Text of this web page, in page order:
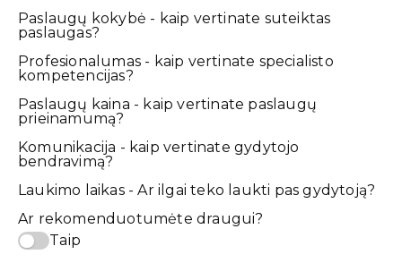
Paslaugų kokybė - kaip vertinate suteiktas
paslaugas?
Profesionalumas - kaip vertinate specialisto
kompetencijas?
Paslaugų kaina - kaip vertinate paslaugų
prieinamumą?
Komunikacija - kaip vertinate gydytojo
bendravimą?
Laukimo laikas - Ar ilgai teko laukti pas gydytoją?
Ar rekomenduotumėte draugui?
Taip